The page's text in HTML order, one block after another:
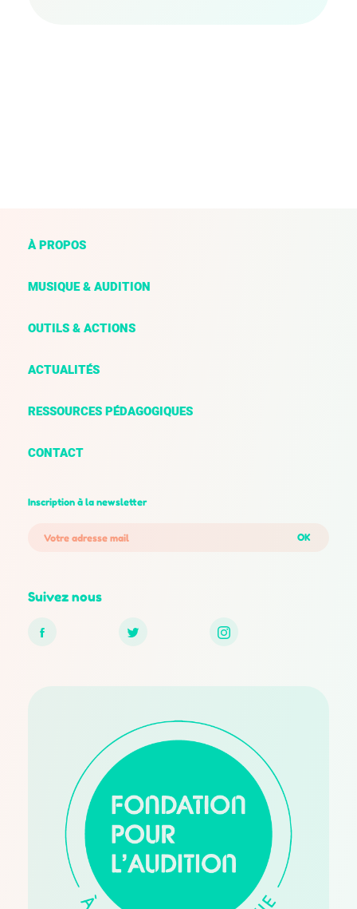
À PROPOS
MUSIQUE & AUDITION
OUTILS & ACTIONS
ACTUALITÉS
RESSOURCES PÉDAGOGIQUES
CONTACT
Inscription à la newsletter
OK
Suivez nous